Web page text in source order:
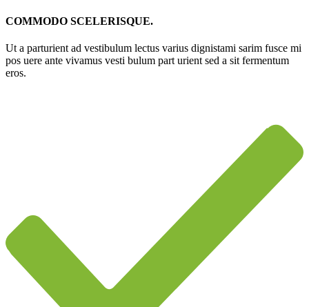
COMMODO SCELERISQUE.
Ut a parturient ad vestibulum lectus varius dignistami sarim fusce mi
pos uere ante vivamus vesti bulum part urient sed a sit fermentum
eros.